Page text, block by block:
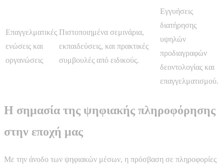
Επαγγελματικές
ενώσεις και
οργανώσεις
Πιστοποιημένα σεμινάρια,
εκπαιδεύσεις, και πρακτικές
συμβουλές από ειδικούς.
Εγγυήσεις
διατήρησης
υψηλών
προδιαγραφών
δεοντολογίας και
επαγγελματισμού.
Η σημασία της ψηφιακής πληροφόρησης
στην εποχή μας
Με την άνοδο των ψηφιακών μέσων, η πρόσβαση σε πληροφορίες